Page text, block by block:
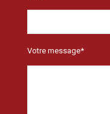
Votre message*